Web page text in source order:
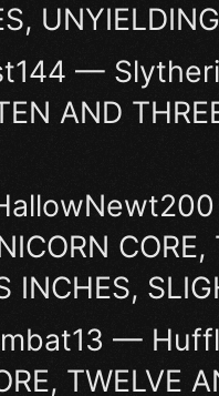
—
AND
INCHES,
—
TWELVE